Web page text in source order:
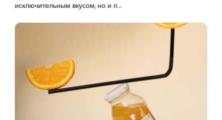
исключительным вкусом, но и п...